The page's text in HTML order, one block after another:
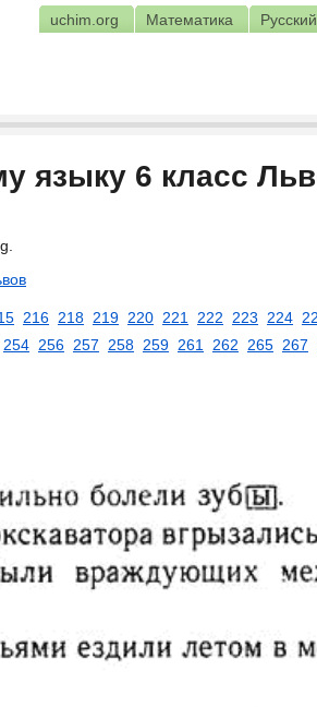
uchim.org Математика
языку 6 класс
216 218 219 220 221 222 223 224
254 256 257 258 259 261 262 265 267